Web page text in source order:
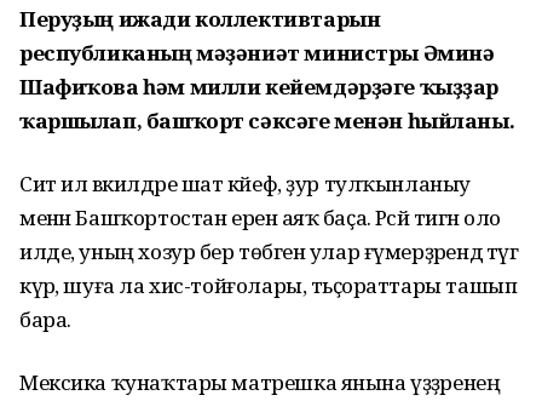
Перуҙың ижади коллективтарын
республиканың мәҙәниәт министры Әминә
Шафиҡова һәм милли кейемдәрҙәге ҡыҙҙар
ҡаршылап, башҡорт сәксәге менән һыйланы.
Сит ил вәкилдәре шат кәйеф, ҙур тулҡынланыу
менән Башҡортостан еренә аяҡ баҫа. Рәсәй тигән оло
илде, уның хозур бер төбәген улар ғүмерҙәрендә тәүгә
күрә, шуға ла хис-тойғолары, тәьҫораттары ташып
бара.
Мексика ҡунаҡтары матрешка янына үҙҙәренең